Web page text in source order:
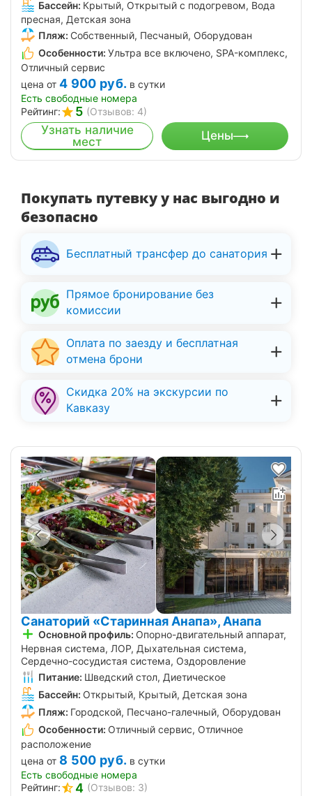
Бассейн: Крытый, Открытый с подогревом, Вода
пресная, Детская зона
Пляж: Собственный, Песчаный, Оборудован
Особенности: Ультра все включено, SPA-комплекс,
Отличный сервис
цена от 4 900 руб. в сутки
Есть свободные номера
Рейтинг:
5 (Отзывов: 4)
Узнать наличие
мест
Цены
Покупать путевку у нас выгодно и
безопасно
Бесплатный трансфер до санатория
Прямое бронирование без
комиссии
Оплата по заезду и бесплатная
отмена брони
Скидка 20% на экскурсии по
Кавказу
Санаторий «Старинная Анапа», Анапа
Основной профиль: Опорно-двигательный аппарат,
Нервная система, ЛОР, Дыхательная система,
Сердечно-сосудистая система, Оздоровление
Питание: Шведский стол, Диетическое
Бассейн: Открытый, Крытый, Детская зона
Пляж: Городской, Песчано-галечный, Оборудован
Особенности: Отличный сервис, Отличное
расположение
цена от 8 500 руб. в сутки
Есть свободные номера
Рейтинг:
4 (Отзывов: 3)